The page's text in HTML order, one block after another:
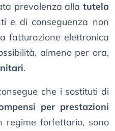
prevalenza alla tutela
e di conseguenza non
fatturazione elettronica
almeno per ora,
.
che i sostituti di
per prestazioni
forfettario, sono